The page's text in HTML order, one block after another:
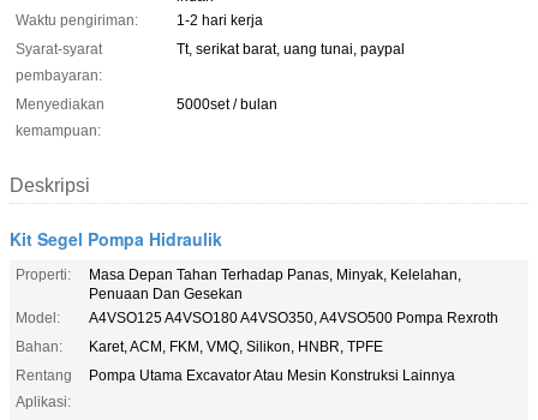
Waktu pengiriman:
1-2 hari kerja
Syarat-syarat
pembayaran:
Tt, serikat barat, uang tunai, paypal
Menyediakan
kemampuan:
5000set / bulan
Deskripsi
Kit Segel Pompa Hidraulik
Properti:
Masa Depan Tahan Terhadap Panas, Minyak, Kelelahan,
Penuaan Dan Gesekan
Model:
A4VSO125 A4VSO180 A4VSO350, A4VSO500 Pompa Rexroth
Bahan:
Karet, ACM, FKM, VMQ, Silikon, HNBR, TPFE
Rentang
Aplikasi:
Pompa Utama Excavator Atau Mesin Konstruksi Lainnya